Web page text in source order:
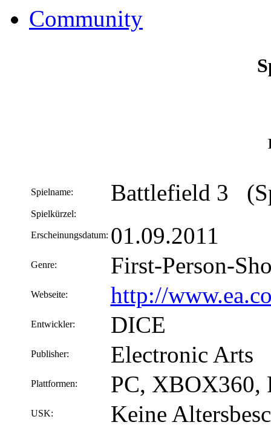
Community
Spielname: Battlefield 3
Spielkürzel:
Erscheinungsdatum: 01.09.2011
Genre: First-Person-
Webseite: http://
Entwickler: DICE
Publisher: Electronic Arts
Plattformen: PC, XBOX360,
USK: Keine